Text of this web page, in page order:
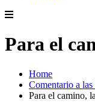
Para el
Home
Comentario a las
Para el camino,